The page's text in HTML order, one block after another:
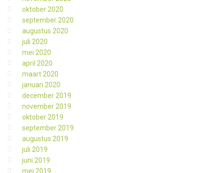
oktober 2020
september 2020
augustus 2020
juli 2020
mei 2020
april 2020
maart 2020
januari 2020
december 2019
november 2019
oktober 2019
september 2019
augustus 2019
juli 2019
juni 2019
mei 2019